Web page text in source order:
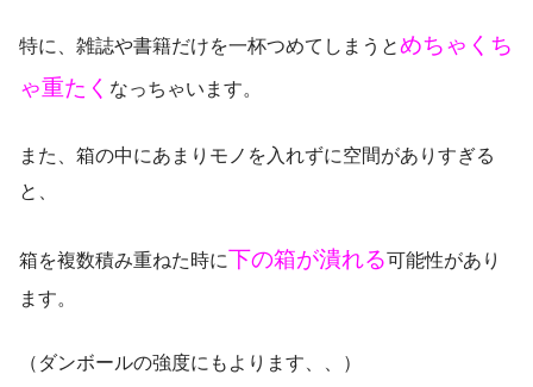
特に、雑誌や書籍だけを一杯つめてしまうとめちゃくち
ゃ重たく なっちゃいます。
また、箱の中にあまりモノを入れずに空間がありすぎる
と、
箱を複数積み重ねた時に下の箱が潰れる可能性があり
ます。
（ダンボールの強度にもよります、、）